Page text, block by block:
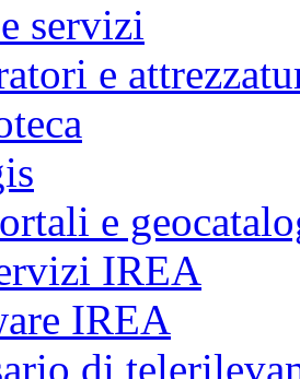
servizi
e
e
IREA
IREA
di